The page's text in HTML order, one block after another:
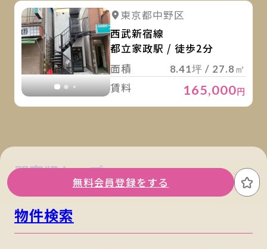
詳細を見る
東京都中野区
西武新宿線
都立家政駅 / 徒歩2分
面積
8.41坪 / 27.8㎡
賃料 165,000円
無料会員登録をする お
関東版トップ 関西版トップ
物件検索